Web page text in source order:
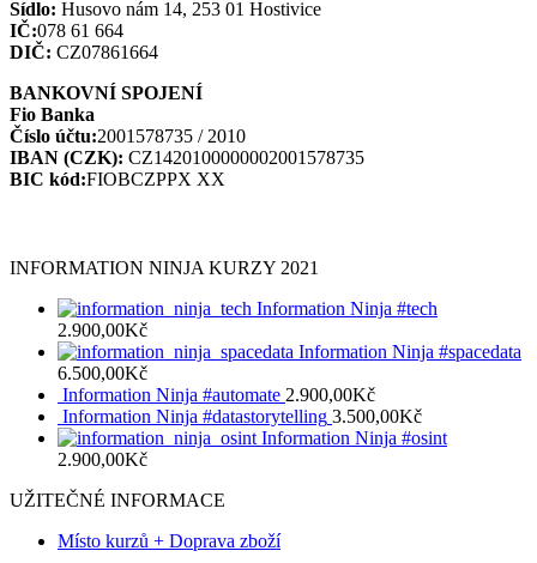
Sídlo: Husovo nám 14, 253 01 Hostivice
IČ:078 61 664
DIČ: CZ07861664
BANKOVNÍ SPOJENÍ
Fio Banka
Číslo účtu:2001578735 / 2010
IBAN (CZK): CZ1420100000002001578735
BIC kód:FIOBCZPPX XX
INFORMATION NINJA KURZY 2021
Information Ninja #tech
2.900,00Kč
Information Ninja #spacedata
6.500,00Kč
Information Ninja #automate 2.900,00Kč
Information Ninja #datastorytelling 3.500,00Kč
Information Ninja #osint
2.900,00Kč
UŽITEČNÉ INFORMACE
Místo kurzů + Doprava zboží